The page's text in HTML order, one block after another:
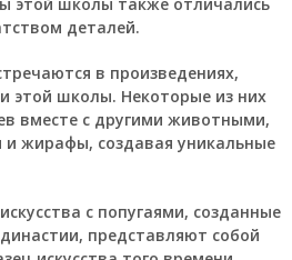
деталей.
в произведениях,
этой школы. Некоторые из них
вместе с другими животными,
и жирафы, создавая уникальные
с попугаями, созданные
представляют собой